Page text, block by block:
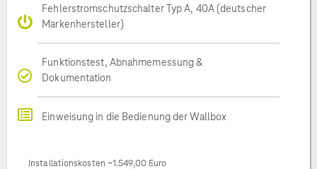
Fehlerstromschutzschalter Typ A, 40A (deutscher
Markenhersteller)
Funktionstest, Abnahmemessung &
Dokumentation
Einweisung in die Bedienung der Wallbox
Installationskosten ~1.549,00 Euro